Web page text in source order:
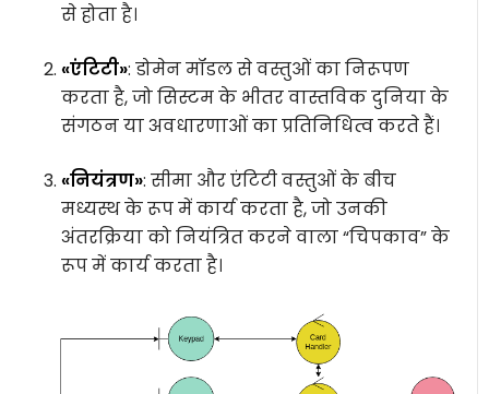
से होता है।
«एंटिटी»: डोमेन मॉडल से वस्तुओं का निरूपण
करता है, जो सिस्टम के भीतर वास्तविक दुनिया के
संगठन या अवधारणाओं का प्रतिनिधित्व करते हैं।
«नियंत्रण»: सीमा और एंटिटी वस्तुओं के बीच
मध्यस्थ के रूप में कार्य करता है, जो उनकी
अंतरक्रिया को नियंत्रित करने वाला “चिपकाव” के
रूप में कार्य करता है।